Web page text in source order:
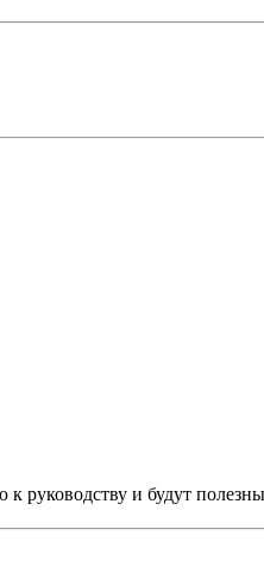
руководству и будут